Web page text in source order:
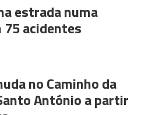
estrada numa
75 acidentes
no Caminho da
António a partir